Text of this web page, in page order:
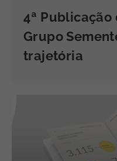
4ª Publicação
Grupo
trajetória